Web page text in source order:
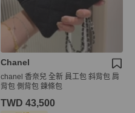
Chanel
chanel 香奈兒 全新 員工包 斜背包 肩
背包 側背包 鍊條包
TWD 43,500